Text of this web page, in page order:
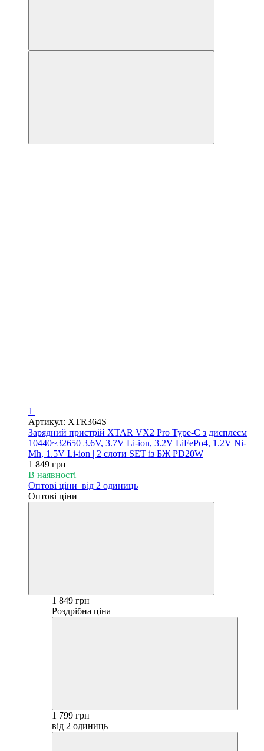
1
Артикул: XTR364S
Зарядний пристрій XTAR VX2 Pro Type-C з дисплеєм
10440~32650 3.6V, 3.7V Li-ion, 3.2V LiFePo4, 1.2V Ni-
Mh, 1.5V Li-ion | 2 слоти SET із БЖ PD20W
1 849 грн
В наявності
Оптові ціни від 2 одиниць
Оптові ціни
1 849 грн
Роздрібна ціна
1 799 грн
від 2 одиниць